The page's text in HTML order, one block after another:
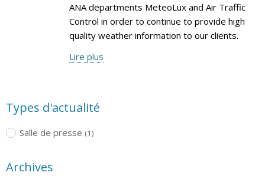
ANA departments MeteoLux and Air Traffic
Control in order to continue to provide high
quality weather information to our clients.
Lire plus
Types d'actualité
Salle de presse (1)
Archives